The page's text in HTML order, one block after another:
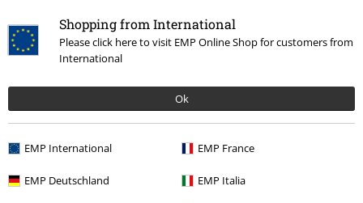
Shopping from International
Please click here to visit EMP Online Shop for customers from
International
Ok
EMP International EMP France
EMP Deutschland EMP Italia
Brukar pendla mellan två storlekar och valde då den större.. Blev
därför väldigt besviken när tröjan sitter väldigt tajt över magen, var
inte riktigt vad jag förväntade mig...
Design
Passform